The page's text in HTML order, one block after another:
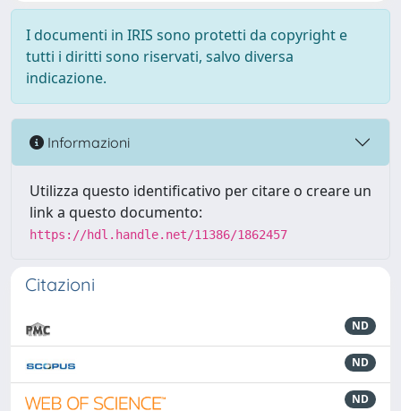
I documenti in IRIS sono protetti da copyright e
tutti i diritti sono riservati, salvo diversa
indicazione.
Informazioni
Utilizza questo identificativo per citare o creare un
link a questo documento:
https://hdl.handle.net/11386/1862457
Citazioni
ND
ND
ND